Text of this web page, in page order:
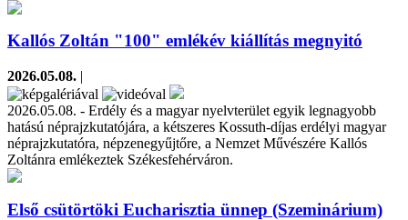
Kallós Zoltán "100" emlékév kiállítás megnyitó
2026.05.08. |
2026.05.08. - Erdély és a magyar nyelvterület egyik legnagyobb
hatású néprajzkutatójára, a kétszeres Kossuth-díjas erdélyi magyar
néprajzkutatóra, népzenegyűjtőre, a Nemzet Művészére Kallós
Zoltánra emlékeztek Székesfehérváron.
Első csütörtöki Eucharisztia ünnep (Szeminárium)